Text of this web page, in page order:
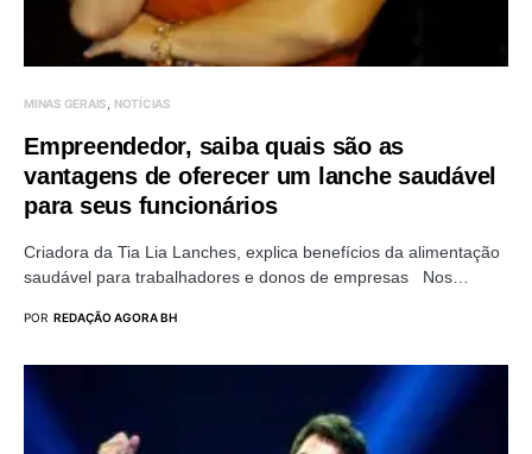
MINAS GERAIS NOTÍCIAS
Empreendedor, saiba quais são as
vantagens de oferecer um lanche saudável
para seus funcionários
Criadora da Tia Lia Lanches, explica benefícios da alimentação
saudável para trabalhadores e donos de empresas Nos…
POR REDAÇÃO AGORA BH